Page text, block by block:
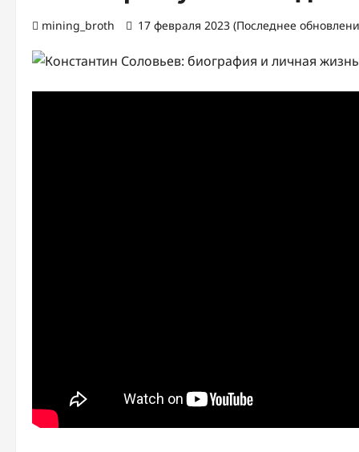
mining_broth 17 февраля 2023 (Последнее